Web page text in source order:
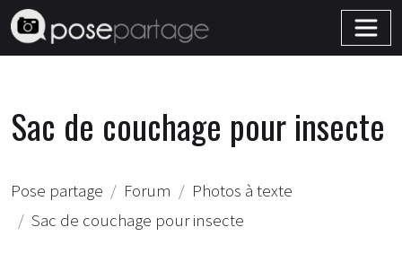
Sac de couchage pour insecte
Pose partage Forum
Photos à texte
Sac de couchage pour insecte